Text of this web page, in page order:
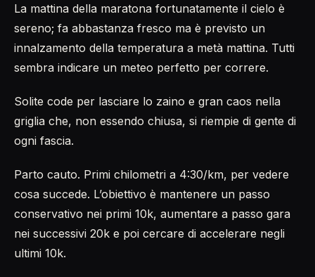
La mattina della maratona fortunatamente il cielo è
sereno; fa abbastanza fresco ma è previsto un
innalzamento della temperatura a metà mattina. Tutti
sembra indicare un meteo perfetto per correre.
Solite code per lasciare lo zaino e gran caos nella
griglia che, non essendo chiusa, si riempie di gente di
ogni fascia.
Parto cauto. Primi chilometri a 4:30/km, per vedere
cosa succede. L’obiettivo è mantenere un passo
conservativo nei primi 10k, aumentare a passo gara
nei successivi 20k e poi cercare di accelerare negli
ultimi 10k.